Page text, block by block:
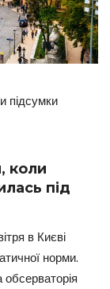
підсумки
коли
під
в Києві
норми.